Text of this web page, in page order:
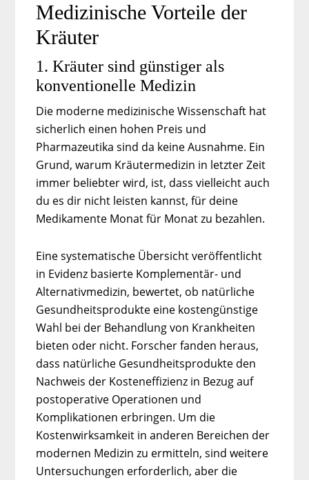
Medizinische Vorteile der
Kräuter
1. Kräuter sind günstiger als
konventionelle Medizin
Die moderne medizinische Wissenschaft hat
sicherlich einen hohen Preis und
Pharmazeutika sind da keine Ausnahme. Ein
Grund, warum Kräutermedizin in letzter Zeit
immer beliebter wird, ist, dass vielleicht auch
du es dir nicht leisten kannst, für deine
Medikamente Monat für Monat zu bezahlen.
Eine systematische Übersicht veröffentlicht
in Evidenz basierte Komplementär- und
Alternativmedizin, bewertet, ob natürliche
Gesundheitsprodukte eine kostengünstige
Wahl bei der Behandlung von Krankheiten
bieten oder nicht. Forscher fanden heraus,
dass natürliche Gesundheitsprodukte den
Nachweis der Kosteneffizienz in Bezug auf
postoperative Operationen und
Komplikationen erbringen. Um die
Kostenwirksamkeit in anderen Bereichen der
modernen Medizin zu ermitteln, sind weitere
Untersuchungen erforderlich, aber die